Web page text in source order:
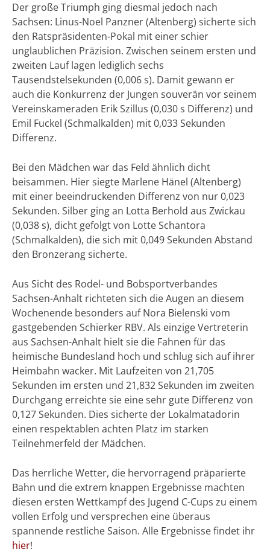
Der große Triumph ging diesmal jedoch nach
Sachsen: Linus-Noel Panzner (Altenberg) sicherte sich
den Ratspräsidenten-Pokal mit einer schier
unglaublichen Präzision. Zwischen seinem ersten und
zweiten Lauf lagen lediglich sechs
Tausendstelsekunden (0,006 s). Damit gewann er
auch die Konkurrenz der Jungen souverän vor seinem
Vereinskameraden Erik Szillus (0,030 s Differenz) und
Emil Fuckel (Schmalkalden) mit 0,033 Sekunden
Differenz.
Bei den Mädchen war das Feld ähnlich dicht
beisammen. Hier siegte Marlene Hänel (Altenberg)
mit einer beeindruckenden Differenz von nur 0,023
Sekunden. Silber ging an Lotta Berhold aus Zwickau
(0,038 s), dicht gefolgt von Lotte Schantora
(Schmalkalden), die sich mit 0,049 Sekunden Abstand
den Bronzerang sicherte.
Aus Sicht des Rodel- und Bobsportverbandes
Sachsen-Anhalt richteten sich die Augen an diesem
Wochenende besonders auf Nora Bielenski vom
gastgebenden Schierker RBV. Als einzige Vertreterin
aus Sachsen-Anhalt hielt sie die Fahnen für das
heimische Bundesland hoch und schlug sich auf ihrer
Heimbahn wacker. Mit Laufzeiten von 21,705
Sekunden im ersten und 21,832 Sekunden im zweiten
Durchgang erreichte sie eine sehr gute Differenz von
0,127 Sekunden. Dies sicherte der Lokalmatadorin
einen respektablen achten Platz im starken
Teilnehmerfeld der Mädchen.
Das herrliche Wetter, die hervorragend präparierte
Bahn und die extrem knappen Ergebnisse machten
diesen ersten Wettkampf des Jugend C-Cups zu einem
vollen Erfolg und versprechen eine überaus
spannende restliche Saison. Alle Ergebnisse findet ihr
hier!